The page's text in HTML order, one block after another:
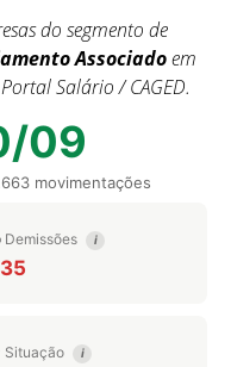
do segmento de
Associadoem
Salário / CAGED.
09
movimentações
Demissões i
Situação i